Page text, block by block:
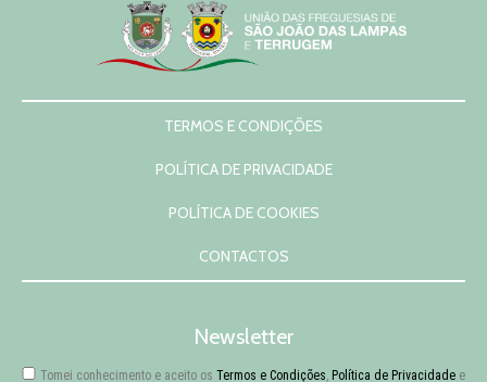
TERMOS E CONDIÇÕES
POLÍTICA DE PRIVACIDADE
POLÍTICA DE COOKIES
CONTACTOS
Newsletter
Tomei conhecimento e aceito os Termos e Condições, Política de Privacidade e